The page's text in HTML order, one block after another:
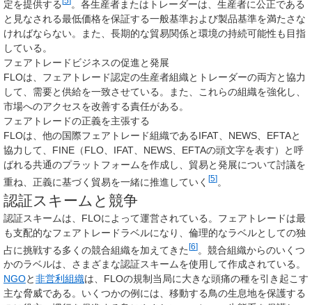
定を提供する
。各生産者またはトレーダーは、生産者に公正である
と見なされる最低価格を保証する一般基準および製品基準を満たさな
ければならない。また、長期的な貿易関係と環境の持続可能性も目指
している。
フェアトレードビジネスの促進と発展
FLOは、フェアトレード認定の生産者組織とトレーダーの両方と協力
して、需要と供給を一致させている。また、これらの組織を強化し、
市場へのアクセスを改善する責任がある。
フェアトレードの正義を主張する
FLOは、他の国際フェアトレード組織であるIFAT、NEWS、EFTAと
協力して、FINE（FLO、IFAT、NEWS、EFTAの頭文字を表す）と呼
ばれる共通のプラットフォームを作成し、貿易と発展について討議を
重ね、正義に基づく貿易を一緒に推進していく [5]。
認証スキームと競争
認証スキームは、FLOによって運営されている。フェアトレードは最
も支配的なフェアトレードラベルになり、倫理的なラベルとしての独
占に挑戦する多くの競合組織を加えてきた[6]。競合組織からのいくつ
かのラベルは、さまざまな認証スキームを使用して作成されている。
NGOと非営利組織は、FLOの規制当局に大きな頭痛の種を引き起こす
主な脅威である。いくつかの例には、移動する鳥の生息地を保護する